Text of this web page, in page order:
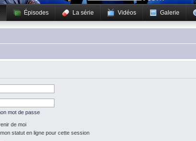
Épisodes La série Vidéos Galerie
mot de passe
de moi
statut en ligne pour cette session